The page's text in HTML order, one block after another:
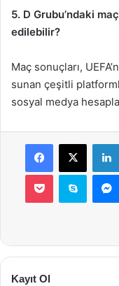
5. D Grubu’ndaki
edilebilir?
Maç sonuçları,
sunan çeşitli
sosyal medya
Facebook
X
Pocket Skype
Kayıt Ol